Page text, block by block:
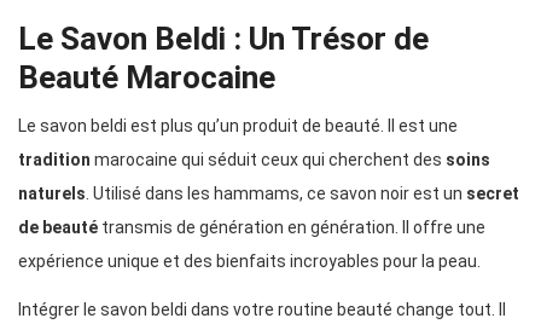
Le Savon Beldi : Un Trésor de
Beauté Marocaine
Le savon beldi est plus qu’un produit de beauté. Il est une
tradition marocaine qui séduit ceux qui cherchent des soins
naturels . Utilisé dans les hammams, ce savon noir est un secret
de beauté transmis de génération en génération. Il offre une
expérience unique et des bienfaits incroyables pour la peau.
Intégrer le savon beldi dans votre routine beauté change tout. Il